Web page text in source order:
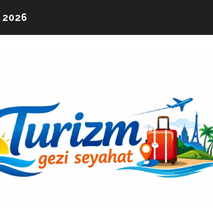
2026